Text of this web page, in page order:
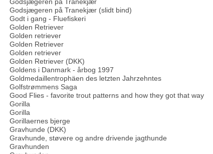
Godsjægeren på Tranekjær (slidt bind)
Godt i gang - Fluefiskeri
Golden Retriever
Golden retriever
Golden Retriever
Golden retriever
Golden Retriever (DKK)
Goldens i Danmark - årbog 1997
Goldmedaillentrophäen des letzten Jahrzehntes
Golfstrømmens Saga
Good Flies - favorite trout patterns and how they got that way
Gorilla
Gorilla
Gorillaernes bjerge
Gravhunde (DKK)
Gravhunde, støvere og andre drivende jagthunde
Gravhunden